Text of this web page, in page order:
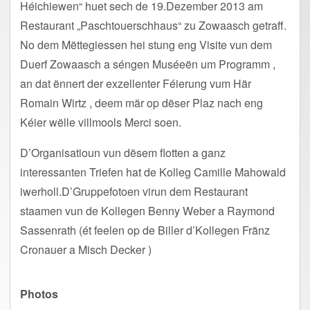
Héichiewen“ huet sech de 19.Dezember 2013 am
Restaurant „Paschtouerschhaus“ zu Zowaasch getraff.
No dem Mëttegiessen hei stung eng Visite vun dem
Duerf Zowaasch a séngen Muséeën um Programm ,
an dat ënnert der exzellenter Féierung vum Här
Romain Wirtz , deem mär op dëser Plaz nach eng
Kéier wëlle villmools Merci soen.
D’Organisatioun vun dësem flotten a ganz
interessanten Triefen hat de Kolleg Camille Mahowald
iwerholl.D’Gruppefotoen virun dem Restaurant
staamen vun de Kollegen Benny Weber a Raymond
Sassenrath (ét feelen op de Biller d’Kollegen Fränz
Cronauer a Misch Decker )
Photos